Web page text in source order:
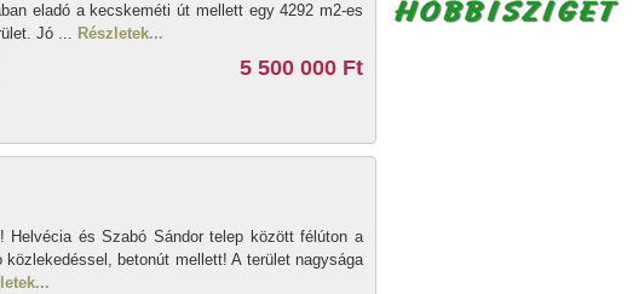
eladó a kecskeméti út mellett egy 4292 m2-es
Jó ... Részletek...
5 500 000 Ft
Helvécia és Szabó Sándor telep között félúton a
betonút mellett! A terület nagysága